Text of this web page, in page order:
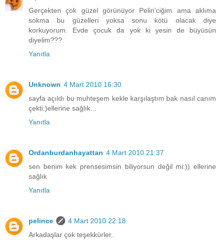
Gerçekten çok güzel görünüyor Pelin'ciğim ama aklıma
sokma bu güzelleri yoksa sonu kötü olacak diye
korkuyorum. Evde çocuk da yok ki yesin de büyüsün
diyelim???
Yanıtla
Unknown 4 Mart 2010 16:30
sayfa açıldı bu muhteşem kekle karşılaştım bak nasıl canım
çekti:)ellerine sağlık...
Yanıtla
Ordanburdanhayattan 4 Mart 2010 21:37
sen benim kek prensesimsin biliyorsun değil mi:)) ellerine
sağlık
Yanıtla
pelince
4 Mart 2010 22:18
Arkadaşlar çok teşekkürler..